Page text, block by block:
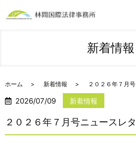
新着情報
ホーム 新着情報 ２０２６年７月
2026/07/09 新着情報
２０２６年７月号ニュースレ